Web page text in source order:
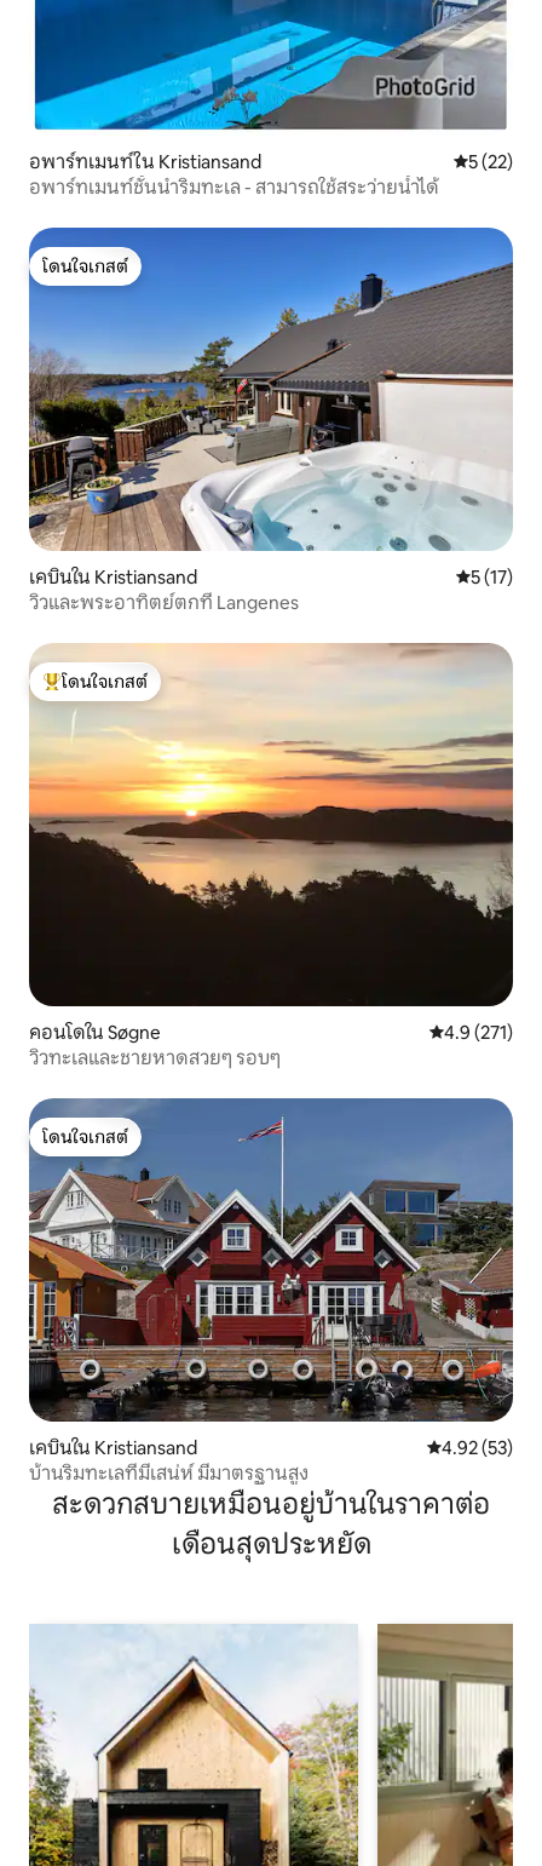
อพาร์ทเมนท์ใน Kristiansand คะแนนเฉลี่
5 (22)
อพาร์ทเมนท์ชั้นนำริมทะเล - สามารถใช้สระว่ายน้ำได้
โดนใจเกสต์
โดนใจเกสต์
เคบินใน Kristiansand คะแนนเฉลี่
5 (17)
วิวและพระอาทิตย์ตกที่ Langenes
โดนใจเกสต์ที่สุด
โดนใจเกสต์
คอนโดใน Søgne คะแนนเฉลี่ย
4.9 (271)
วิวทะเลและชายหาดสวยๆ รอบๆ
โดนใจเกสต์
โดนใจเกสต์
เคบินใน Kristiansand คะแนนเฉลี่ย
4.92 (53)
บ้านริมทะเลที่มีเสน่ห์ มีมาตรฐานสูง
สะดวกสบายเหมือนอยู่บ้านในราคาต่อ
เดือนสุดประหยัด